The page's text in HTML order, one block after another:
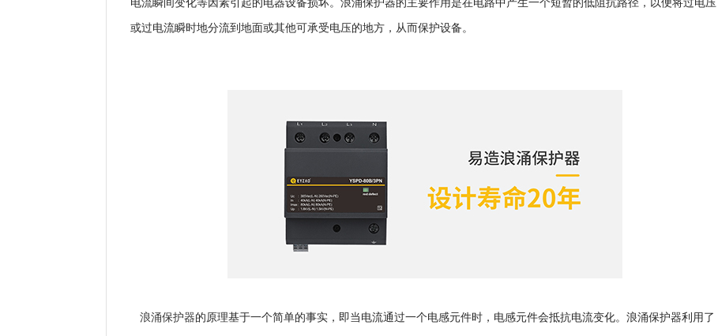
电流瞬间变化等因素引起的电器设备损坏。浪涌保护器的主要作用是在电路中产生一个短暂的低阻抗路径，以便将过电压
或过电流瞬时地分流到地面或其他可承受电压的地方，从而保护设备。
浪涌保护器的原理基于一个简单的事实，即当电流通过一个电感元件时，电感元件会抵抗电流变化。浪涌保护器利用了